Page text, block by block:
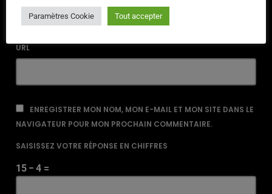
URL
ENREGISTRER MON NOM, MON E-MAIL ET MON SITE DANS LE
NAVIGATEUR POUR MON PROCHAIN COMMENTAIRE.
SAISISSEZ VOTRE RÉPONSE EN CHIFFRES
15 − 4 =
Paramètres Cookie Tout accepter